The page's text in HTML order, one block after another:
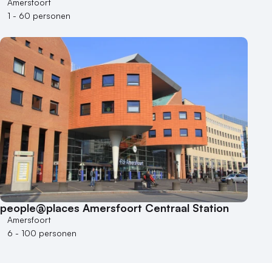
Amersfoort
1 - 60 personen
people@places Amersfoort Centraal Station
Amersfoort
6 - 100 personen